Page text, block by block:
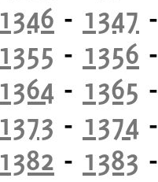
1346 - 1347
1355 - 1356
1364 - 1365
1373 - 1374
1382 - 1383